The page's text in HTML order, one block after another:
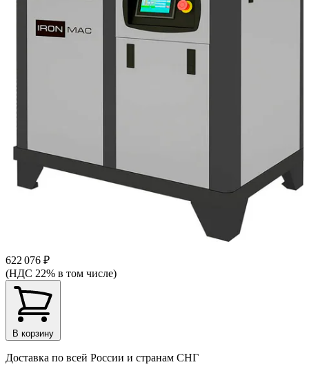
622 076 ₽
(НДС 22% в том числе)
В корзину
Доставка по всей России и странам СНГ